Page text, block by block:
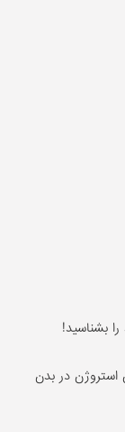
استروژن در بدن